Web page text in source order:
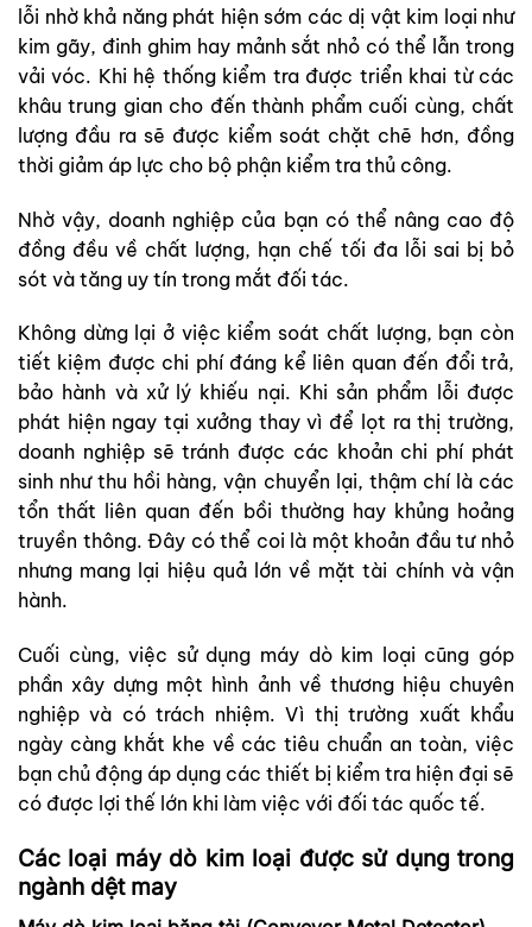
lỗi nhờ khả năng phát hiện sớm các dị vật kim loại như
kim gãy, đinh ghim hay mảnh sắt nhỏ có thể lẫn trong
vải vóc. Khi hệ thống kiểm tra được triển khai từ các
khâu trung gian cho đến thành phẩm cuối cùng, chất
lượng đầu ra sẽ được kiểm soát chặt chẽ hơn, đồng
thời giảm áp lực cho bộ phận kiểm tra thủ công.
Nhờ vậy, doanh nghiệp của bạn có thể nâng cao độ
đồng đều về chất lượng, hạn chế tối đa lỗi sai bị bỏ
sót và tăng uy tín trong mắt đối tác.
Không dừng lại ở việc kiểm soát chất lượng, bạn còn
tiết kiệm được chi phí đáng kể liên quan đến đổi trả,
bảo hành và xử lý khiếu nại. Khi sản phẩm lỗi được
phát hiện ngay tại xưởng thay vì để lọt ra thị trường,
doanh nghiệp sẽ tránh được các khoản chi phí phát
sinh như thu hồi hàng, vận chuyển lại, thậm chí là các
tổn thất liên quan đến bồi thường hay khủng hoảng
truyền thông. Đây có thể coi là một khoản đầu tư nhỏ
nhưng mang lại hiệu quả lớn về mặt tài chính và vận
hành.
Cuối cùng, việc sử dụng máy dò kim loại cũng góp
phần xây dựng một hình ảnh về thương hiệu chuyên
nghiệp và có trách nhiệm. Vì thị trường xuất khẩu
ngày càng khắt khe về các tiêu chuẩn an toàn, việc
bạn chủ động áp dụng các thiết bị kiểm tra hiện đại sẽ
có được lợi thế lớn khi làm việc với đối tác quốc tế.
Các loại máy dò kim loại được sử dụng trong
ngành dệt may